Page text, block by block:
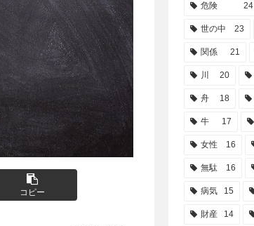
コピー
危険 24
世の中 23
関係 21
川 20
舟 18
牛 17
女性 16
無駄 16
病気 15
財産 14